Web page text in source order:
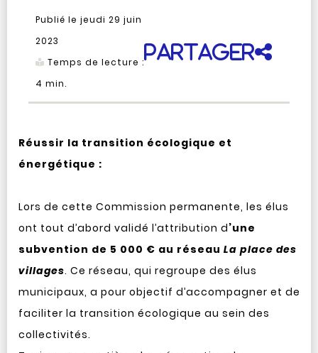
Publié le jeudi 29 juin
2023
Temps de lecture :
4 min.
Partager
Réussir la transition écologique et
énergétique :
Lors de cette Commission permanente, les élus
ont tout d’abord validé l’attribution d’une
subvention de 5 000 € au réseau La place des
villages. Ce réseau, qui regroupe des élus
municipaux, a pour objectif d’accompagner et de
faciliter la transition écologique au sein des
collectivités.